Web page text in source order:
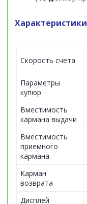
Характеристики
Скорость счета
Параметры
купюр
Вместимость
кармана выдачи
Вместимость
приемного
кармана
Карман
возврата
Дисплей